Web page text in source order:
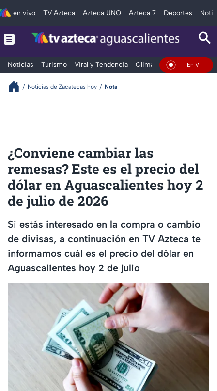
en vivo TV Azteca Azteca UNO Azteca 7 Deportes
Noticias Turismo Viral y Tendencia Clima DeportesEn Vivo
Noticias de Zacatecas hoy Nota
¿Conviene cambiar las
remesas? Este es el precio del
dólar en Aguascalientes hoy 2
de julio de 2026
Si estás interesado en la compra o cambio
de divisas, a continuación en TV Azteca te
informamos cuál es el precio del dólar en
Aguascalientes hoy 2 de julio